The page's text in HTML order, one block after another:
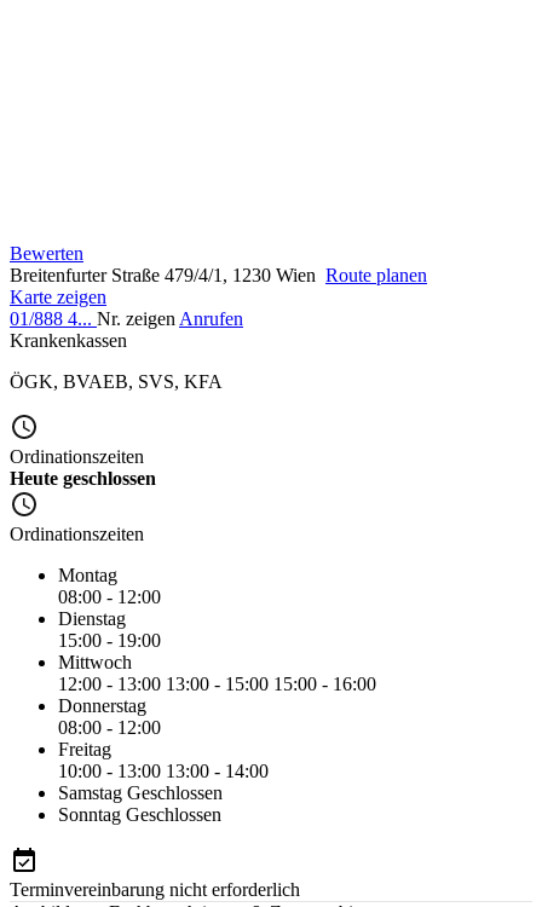
Bewerten
Breitenfurter Straße 479/4/1, 1230 Wien Route planen
Karte zeigen
01/888 4... Nr. zeigen Anrufen
Krankenkassen
ÖGK, BVAEB, SVS, KFA
Ordinationszeiten
Heute geschlossen
Ordinationszeiten
Montag
08:00 - 12:00
Dienstag
15:00 - 19:00
Mittwoch
12:00 - 13:00 13:00 - 15:00 15:00 - 16:00
Donnerstag
08:00 - 12:00
Freitag
10:00 - 13:00 13:00 - 14:00
Samstag Geschlossen
Sonntag Geschlossen
Terminvereinbarung nicht erforderlich